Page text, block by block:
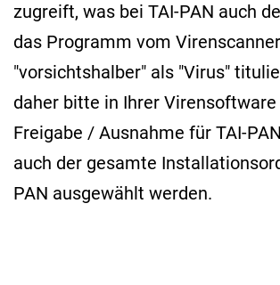
zugreift, was bei TAI-PAN auch
das Programm vom Virenscanner
"vorsichtshalber" als "Virus"
daher bitte in Ihrer Virensoftware
Freigabe / Ausnahme für TAI-
auch der gesamte
PAN ausgewählt werden.